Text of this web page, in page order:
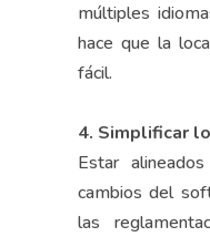
múltiples
hace que la
fácil.
4. Simplificar
Estar
cambios del
las